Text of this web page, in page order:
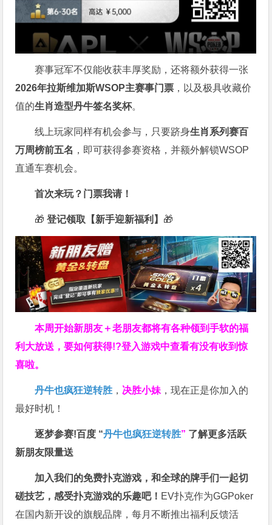
赛事冠军不仅能收获丰厚奖励，还将额外获得一张
2026年拉斯维加斯WSOP主赛事门票 ，以及极具收藏价
值的生肖造型丹牛签名奖杯。
线上玩家同样有机会参与，只要跻身生肖系列赛百
万周榜前五名 ，即可获得参赛资格，并额外解锁WSOP
直通车赛机会。
首次来玩？门票我请！
🎁 登记领取【新手迎新福利】 🎁
本周开始新朋友＋老朋友都将有各种领到手软的福
利大放送，要如何获得!?登入游戏中查看有没有收到惊
喜啦。
丹牛也疯狂逆转胜 ， 决胜小妹 ，现在正是你加入的
最好时机！
逐梦参赛!百度 “丹牛也疯狂逆转胜” 了解更多活跃
新朋友限量送
加入我们的免费扑克游戏，和全球的牌手们一起切
磋技艺，感受扑克游戏的乐趣吧！ EV扑克作为GGPoker
在国内新开设的旗舰品牌，每月不断推出福利反馈活